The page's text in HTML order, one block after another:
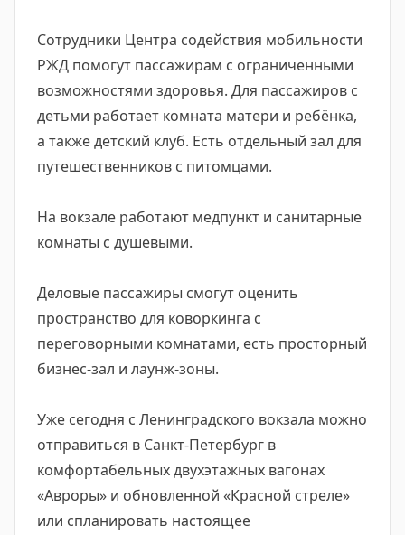
Сотрудники Центра содействия мобильности
РЖД помогут пассажирам с ограниченными
возможностями здоровья. Для пассажиров с
детьми работает комната матери и ребёнка,
а также детский клуб. Есть отдельный зал для
путешественников с питомцами.
На вокзале работают медпункт и санитарные
комнаты с душевыми.
Деловые пассажиры смогут оценить
пространство для коворкинга с
переговорными комнатами, есть просторный
бизнес-зал и лаунж-зоны.
Уже сегодня с Ленинградского вокзала можно
отправиться в Санкт-Петербург в
комфортабельных двухэтажных вагонах
«Авроры» и обновленной «Красной стреле»
или спланировать настоящее